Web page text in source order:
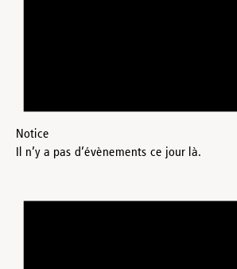
Notice
Il n’y a pas d’évènements ce jour là.